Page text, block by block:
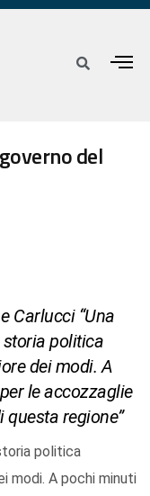
del
Carlucci “Una
politica
dei modi. A
le accozzaglie
regione”
politica
modi. A pochi minuti